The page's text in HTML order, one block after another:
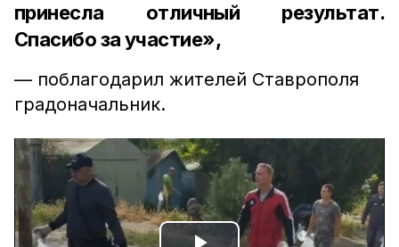
принесла отличный результат.
Спасибо за участие»,
— поблагодарил жителей Ставрополя
градоначальник.